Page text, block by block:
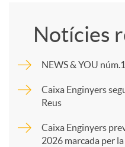
p
a
Notícies
NEWS & YOU
Caixa Enginyers
Reus
Caixa Enginyers
2026 marcada per